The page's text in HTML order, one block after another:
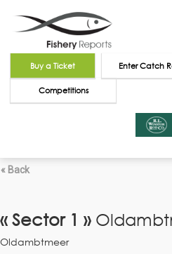
Buy a Ticket Enter Catch
Competitions
« Back
« Sector 1 »
Oldambtmeer